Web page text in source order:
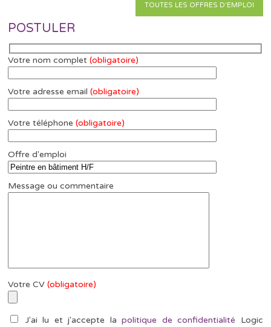
TOUTES LES OFFRES D'EMPLOI
POSTULER
Votre nom complet(obligatoire)
Votre adresse email(obligatoire)
Votre téléphone(obligatoire)
Offre d'emploi
Message ou commentaire
Votre CV(obligatoire)
J'ai lu et j'accepte lapolitique de confidentialité Logic